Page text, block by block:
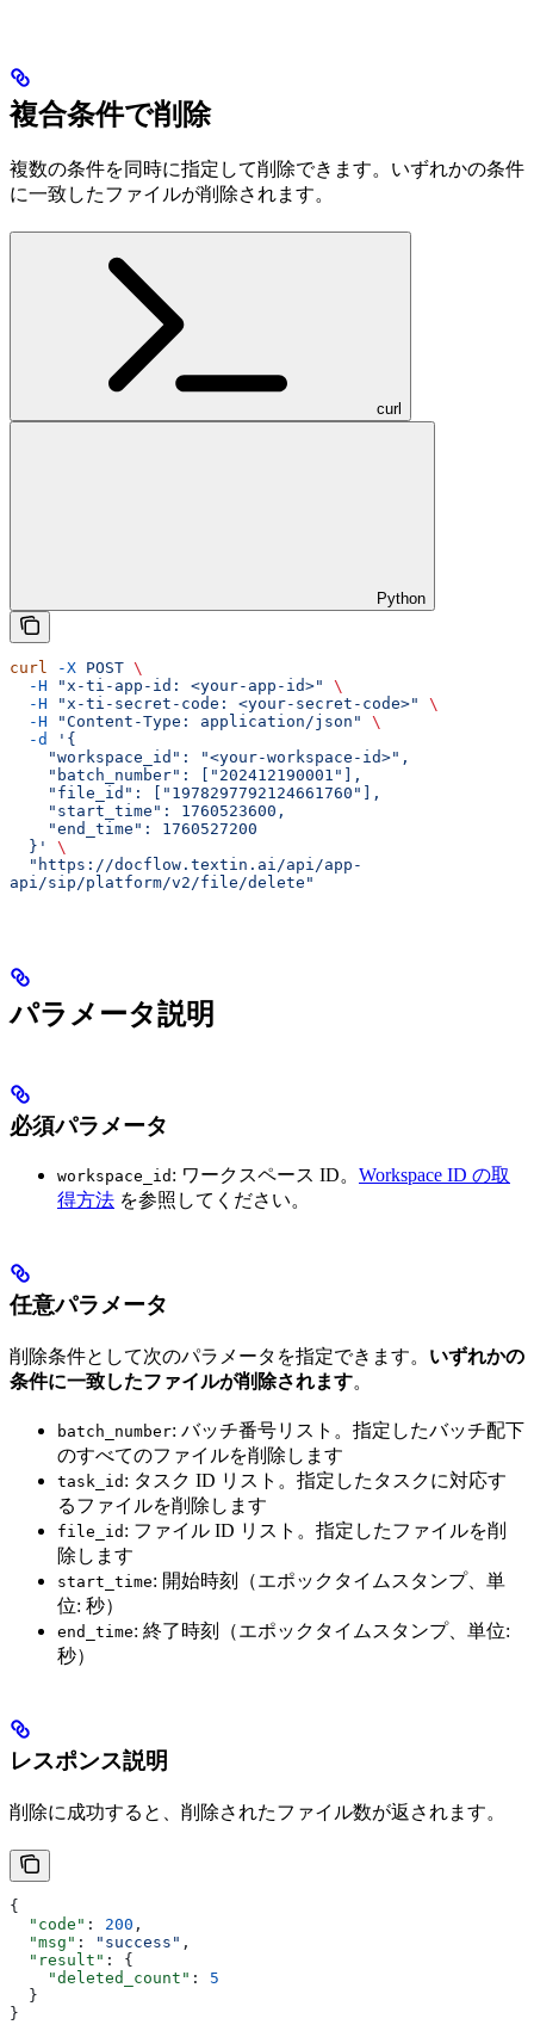
複合条件で削除
複数の条件を同時に指定して削除できます。いずれかの条件
に一致したファイルが削除されます。
curl
Python
curl -X POST \
  -H
"x-ti-app-id: <your-app-id>"
\
  -H
"x-ti-secret-code: <your-secret-code>"
\
  -H
"Content-Type: application/json"
\
  -d
'{
    "workspace_id": "<your-workspace-id>",
    "batch_number": ["202412190001"],
    "file_id": ["1978297792124661760"],
    "start_time": 1760523600,
    "end_time": 1760527200
  }'
\
api/sip/platform/v2/file/delete"
パラメータ説明
必須パラメータ
workspace_id : ワークスペース ID。 Workspace ID の取
得方法 を参照してください。
任意パラメータ
削除条件として次のパラメータを指定できます。 いずれかの
条件に一致したファイルが削除されます。
batch_number: バッチ番号リスト。指定したバッチ配下
のすべてのファイルを削除します
task_id : タスク ID リスト。指定したタスクに対応す
るファイルを削除します
file_id : ファイル ID リスト。指定したファイルを削
除します
start_time: 開始時刻（エポックタイムスタンプ、単
位: 秒）
end_time: 終了時刻（エポックタイムスタンプ、単位:
秒）
レスポンス説明
削除に成功すると、削除されたファイル数が返されます。
{
  "code"
: 200 ,
  "msg"
: "success" ,
  "result"
: {
    "deleted_count"
: 5
  }
}